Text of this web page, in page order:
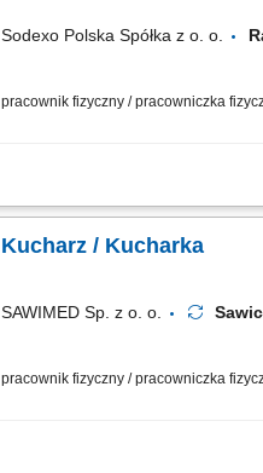
Sodexo Polska Spółka z o. o.
pracownik fizyczny / pracowniczka
Zakres obowiązków: Przygotowywanie
Kucharz / Kucharka
SAWIMED Sp. z o. o.
pracownik fizyczny / pracowniczka